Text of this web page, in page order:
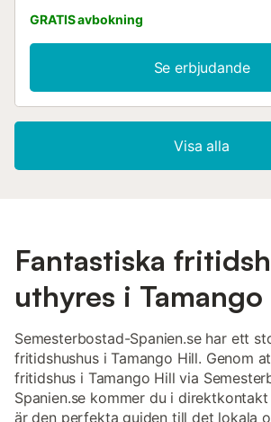
GRATIS avbokning
Se erbjudande
Visa alla
Fantastiska
uthyres i
Semesterbostad-Spanien.se har ett
fritidshushus i Tamango Hill. Genom
fritidshus i Tamango Hill via
Spanien.se kommer du i
är den perfekta guiden till det lokala